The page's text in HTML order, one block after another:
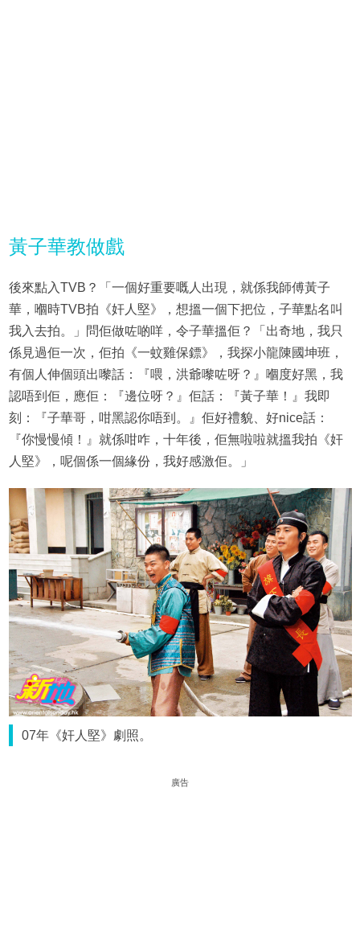
黃子華教做戲
後來點入TVB？「一個好重要嘅人出現，就係我師傅黃子
華，嗰時TVB拍《奸人堅》，想搵一個下把位，子華點名叫
我入去拍。」問佢做咗啲咩，令子華搵佢？「出奇地，我只
係見過佢一次，佢拍《一蚊雞保鏢》，我探小龍陳國坤班，
有個人伸個頭出嚟話：『喂，洪爺嚟咗呀？』嗰度好黑，我
認唔到佢，應佢：『邊位呀？』佢話：『黃子華！』我即
刻：『子華哥，咁黑認你唔到。』佢好禮貌、好nice話：
『你慢慢傾！』就係咁咋，十年後，佢無啦啦就搵我拍《奸
人堅》，呢個係一個緣份，我好感激佢。」
07年《奸人堅》劇照。
廣告